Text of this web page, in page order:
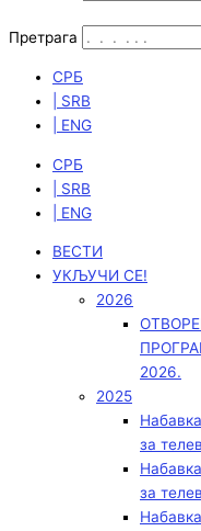
Претрага
СРБ
| SRB
| ENG
СРБ
| SRB
| ENG
ВЕСТИ
УКЉУЧИ СЕ!
2026
2026.
2025
за
за